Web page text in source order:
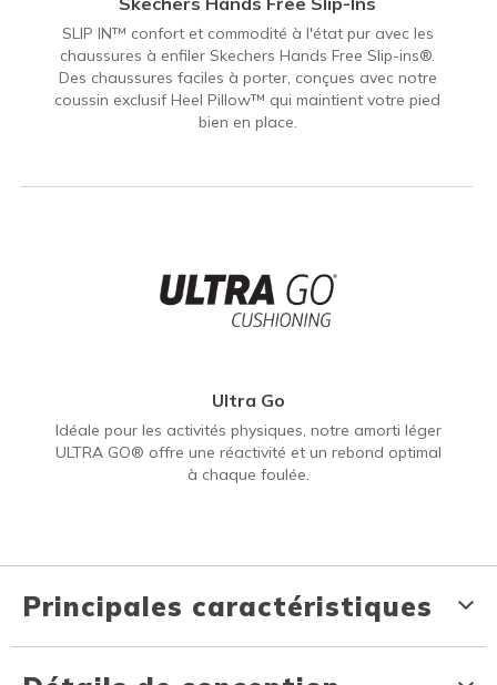
SLIP IN™ confort et commodité à l'état pur avec les
chaussures à enfiler Skechers Hands Free Slip-ins®.
Des chaussures faciles à porter, conçues avec notre
coussin exclusif Heel Pillow™ qui maintient votre pied
bien en place.
Ultra Go
Idéale pour les activités physiques, notre amorti léger
ULTRA GO® offre une réactivité et un rebond optimal
à chaque foulée.
Principales caractéristiques